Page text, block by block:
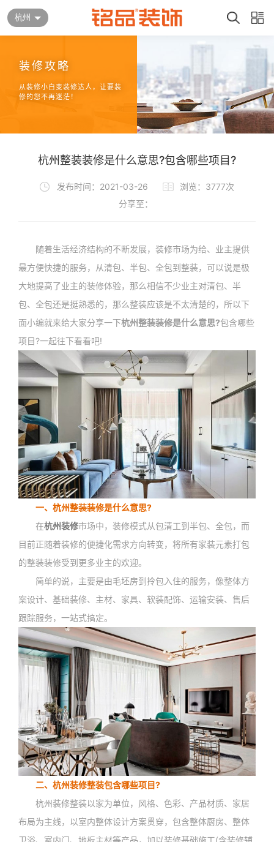
杭州
装修攻略
从装修小白变装修达人，让要装
修的您不再迷茫！
杭州整装装修是什么意思?包含哪些项目?
发布时间：2021-03-26
浏览：3777次
分享至：
随着生活经济结构的不断发展，装修市场为给、业主提供
最方便快捷的服务，从清包、半包、全包到整装，可以说是极
大地提高了业主的装修体验，那么相信不少业主对清包、半
包、全包还是挺熟悉的，那么整装应该是不太清楚的，所以下
面小编就来给大家分享一下杭州整装装修是什么意思?包含哪些
项目?一起往下看看吧!
一、杭州整装装修是什么意思?
在杭州装修市场中，装修模式从包清工到半包、全包，而
目前正随着装修的便捷化需求方向转变，将所有家装元素打包
的整装装修受到更多业主的欢迎。
简单的说，主要是由毛坯房到拎包入住的服务，像整体方
案设计、基础装修、主材、家具、软装配饰、运输安装、售后
跟踪服务，一站式搞定。
二、杭州装修整装包含哪些项目?
杭州装修整装以家为单位，风格、色彩、产品材质、家居
布局为主线，以室内整体设计方案贯穿，包含整体厨房、整体
卫浴、室内门、地板主材等产品，加以装修基础施工(含装修辅